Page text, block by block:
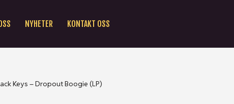
NYHETER KONTAKT OSS
Keys – Dropout Boogie (LP)